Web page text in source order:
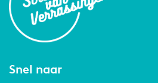
Snel naar